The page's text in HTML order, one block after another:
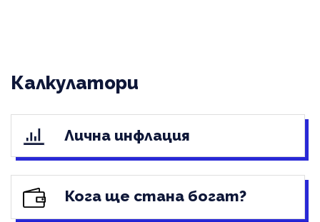
Калкулатори
Лична инфлация
Кога ще стана богат?